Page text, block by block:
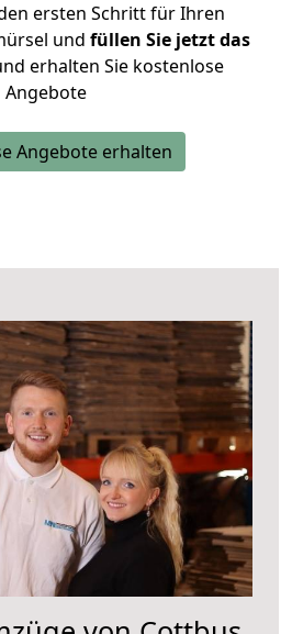
ersten Schritt für Ihren
und füllen Sie jetzt das
erhalten Sie kostenlose
Angebote
Angebote erhalten